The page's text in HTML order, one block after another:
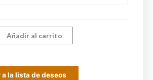
Añadir al carrito
la lista de deseos